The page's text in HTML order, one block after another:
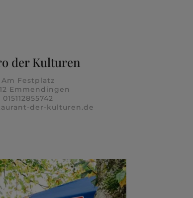
der Kulturen
Am Festplatz
Emmendingen
015112855742
der-kulturen.de